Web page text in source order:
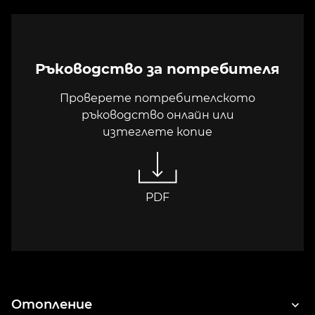
Ръководство за потребителя
Проверете потребителското
ръководство онлайн или
изтеглете копие
PDF
Отопление